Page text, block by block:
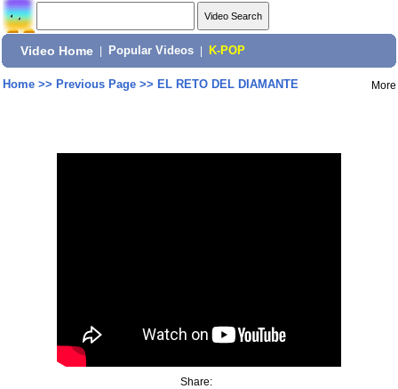
Video Home Popular Videos K-POP
Home>> Previous Page>> EL RETO DEL DIAMANTE More
Share: